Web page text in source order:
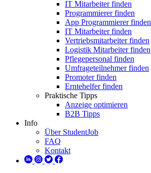
IT Mitarbeiter finden
Programmierer finden
App Programmierer finden
IT Mitarbeiter finden
Vertriebsmitarbeiter finden
Logistik Mitarbeiter finden
Pflegepersonal finden
Umfrageteilnehmer finden
Promoter finden
Erntehelfer finden
Praktische Tipps
Anzeige optimieren
B2B Tipps
Info
Über StudentJob
FAQ
Kontakt